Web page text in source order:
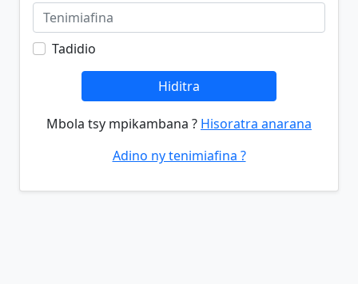
Tadidio
Hiditra
Mbola tsy mpikambana ? Hisoratra anarana
Adino ny tenimiafina ?